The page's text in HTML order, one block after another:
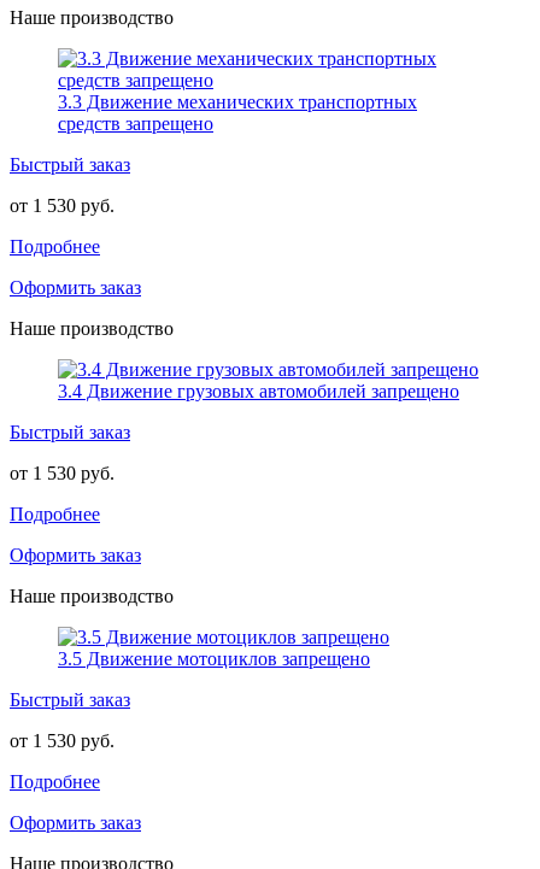
Наше производство
3.3 Движение механических транспортных
средств запрещено
Быстрый заказ
от 1 530 руб.
Подробнее
Оформить заказ
Наше производство
3.4 Движение грузовых автомобилей запрещено
Быстрый заказ
от 1 530 руб.
Подробнее
Оформить заказ
Наше производство
3.5 Движение мотоциклов запрещено
Быстрый заказ
от 1 530 руб.
Подробнее
Оформить заказ
Наше производство